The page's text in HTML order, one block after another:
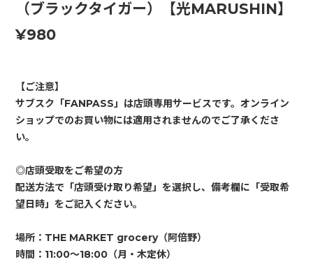
（ブラックタイガー）【光MARUSHIN】
¥980
【ご注意】
サブスク「FANPASS」は店頭専用サービスです。オンライン
ショップでのお買い物には適用されませんのでご了承くださ
い。
◎店頭受取をご希望の方
配送方法で「店頭受け取り希望」を選択し、備考欄に「受取希
望日時」をご記入ください。
場所：THE MARKET grocery（阿倍野）
時間：11:00〜18:00（月・木定休）